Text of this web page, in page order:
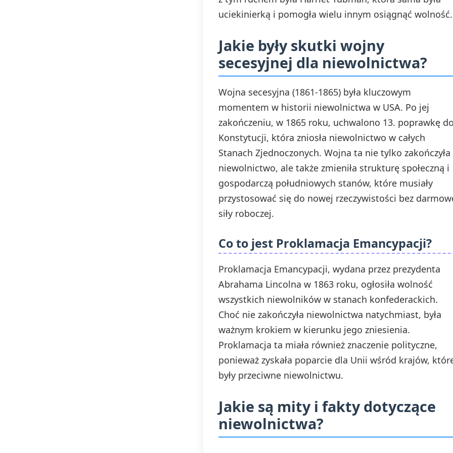
uciekinierką i pomogła wielu innym osiągnąć wolność.
Jakie były skutki wojny
secesyjnej dla niewolnictwa?
Wojna secesyjna (1861-1865) była kluczowym
momentem w historii niewolnictwa w USA. Po jej
zakończeniu, w 1865 roku, uchwalono 13. poprawkę
Konstytucji, która zniosła niewolnictwo w całych
Stanach Zjednoczonych. Wojna ta nie tylko zakończyła
niewolnictwo, ale także zmieniła strukturę społeczną i
gospodarczą południowych stanów, które musiały
przystosować się do nowej rzeczywistości bez
siły roboczej.
Co to jest Proklamacja Emancypacji?
Proklamacja Emancypacji, wydana przez prezydenta
Abrahama Lincolna w 1863 roku, ogłosiła wolność
wszystkich niewolników w stanach konfederackich.
Choć nie zakończyła niewolnictwa natychmiast, była
ważnym krokiem w kierunku jego zniesienia.
Proklamacja ta miała również znaczenie polityczne,
ponieważ zyskała poparcie dla Unii wśród krajów,
były przeciwne niewolnictwu.
Jakie są mity i fakty dotyczące
niewolnictwa?